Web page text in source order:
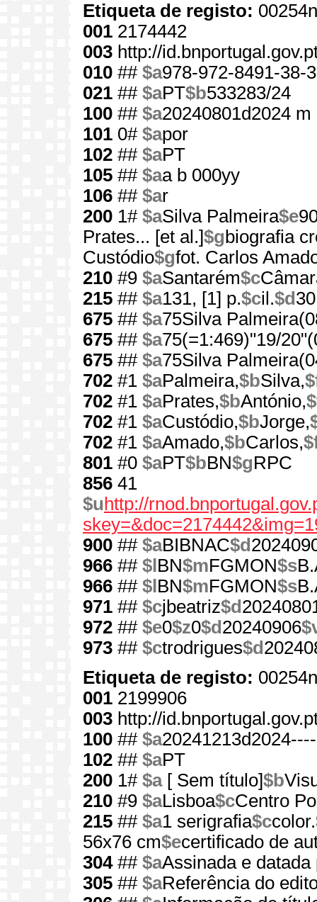
Etiqueta de registo:
001 2174442
003 http://
010 ## $a978-972-8491-38-3
021 ## $aPT$b533283/24
100 ## $a20240801d2024
101 0# $apor
102 ## $aPT
105 ## $aa b 000yy
106 ## $ar
200 1# $aSilva Palmeira$e
Prates... [et al.]$g biografia
Custódio$gfot. Carlos
210 #9 $aSantarém$c
215 ## $a131, [1] p.$cil.$d
675 ## $a75Silva
675 ## $a75(=1:469)"19/
675 ## $a75Silva
702 #1 $aPalmeira,$bSilva,
702 #1 $aPrates,$bAntónio,
702 #1 $aCustódio,$bJorge,
702 #1 $aAmado,$bCarlos,
801 #0 $aPT$bBN$gRPC
856 41
$u http://
900 ## $aBIBNAC$d
966 ## $l BN$mFGMON$s
966 ## $l BN$mFGMON$s
971 ## $cjbeatriz$d
972 ## $e0$z0$d 20240906
973 ## $ctrodrigues$d
Etiqueta de registo:
001 2199906
003 http://
100 ## $a
102 ## $aPT
200 1# $a[ Sem título]$b
210 #9 $aLisboa$cCentro
215 ## $a1 serigrafia$ccolor.
56x76 cm$ecertificado de
304## $aAssinada e datada
305 ## $aReferência do